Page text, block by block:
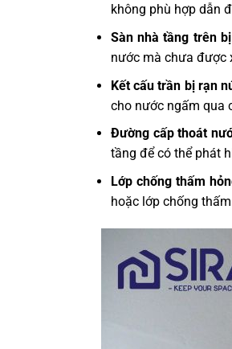
không phù hợp dẫn
Sàn nhà tầng trên
nước mà chưa được
Kết cấu trần bị rạn
cho nước ngấm qua
Đường cấp thoát
tầng để có thể phát
Lớp chống thấm
hoặc lớp chống